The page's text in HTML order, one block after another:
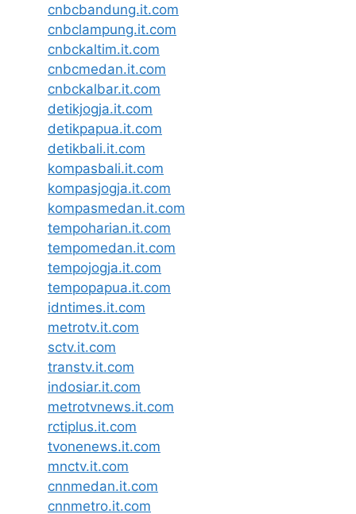
cnbcbandung.it.com
cnbclampung.it.com
cnbckaltim.it.com
cnbcmedan.it.com
cnbckalbar.it.com
detikjogja.it.com
detikpapua.it.com
detikbali.it.com
kompasbali.it.com
kompasjogja.it.com
kompasmedan.it.com
tempoharian.it.com
tempomedan.it.com
tempojogja.it.com
tempopapua.it.com
idntimes.it.com
metrotv.it.com
sctv.it.com
transtv.it.com
indosiar.it.com
metrotvnews.it.com
rctiplus.it.com
tvonenews.it.com
mnctv.it.com
cnnmedan.it.com
cnnmetro.it.com